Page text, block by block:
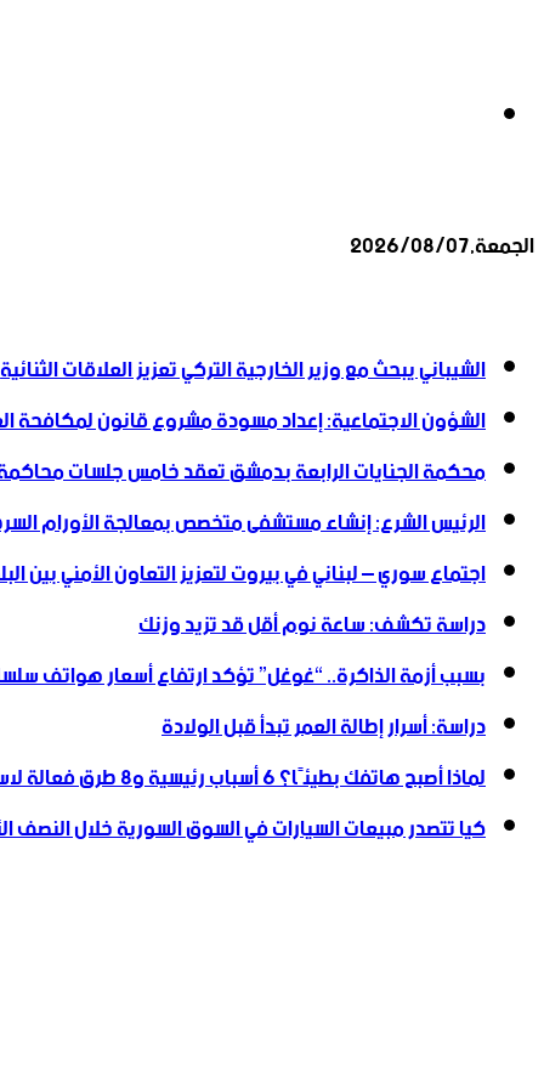
الجمعة,2026/08/07
الشيباني يبحث مع وزير الخارجية التركي تعزيز العلاقات الثنائية
الشؤون الاجتماعية: إعداد مسودة مشروع قانون لمكافحة
محكمة الجنايات الرابعة بدمشق تعقد خامس جلسات
الرئيس الشرع: إنشاء ‌‏مستشفى متخصص بمعالجة الأورام
اجتماع سوري – لبناني في بيروت لتعزيز التعاون ‏الأمني ‏بين
دراسة تكشف: ساعة نوم أقل قد تزيد وزنك
بسبب أزمة الذاكرة.. “غوغل” تؤكد ارتفاع أسعار هواتف
دراسة: أسرار إطالة العمر تبدأ قبل الولادة
لماذا أصبح هاتفك بطيئًا؟ 6 أسباب رئيسية و8 طرق فعالة لاستعادة سرعته
كيا تتصدر مبيعات السيارات في السوق السورية خلال النصف